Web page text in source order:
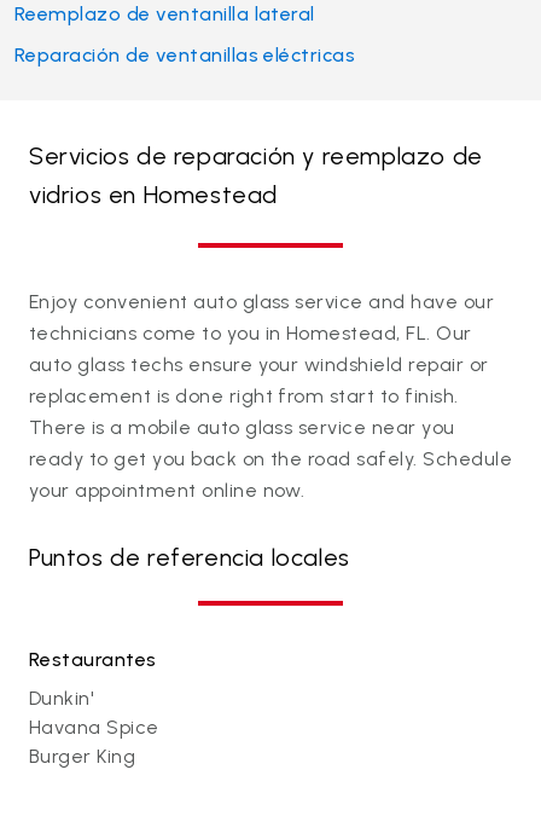
Reemplazo de ventanilla lateral
Reparación de ventanillas eléctricas
Servicios de reparación y reemplazo de
vidrios en Homestead
Enjoy convenient auto glass service and have our
technicians come to you in Homestead, FL. Our
auto glass techs ensure your windshield repair or
replacement is done right from start to finish.
There is a mobile auto glass service near you
ready to get you back on the road safely. Schedule
your appointment online now.
Puntos de referencia locales
Restaurantes
Dunkin'
Havana Spice
Burger King